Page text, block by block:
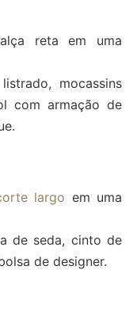
reta em uma
mocassins
com armação de
largo em uma
de seda, cinto de
de designer.